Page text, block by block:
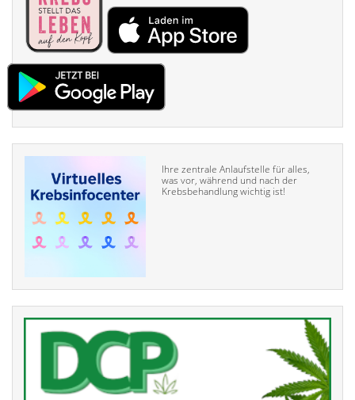
Ihre zentrale Anlaufstelle für alles,
was vor, während und nach der
Krebsbehandlung wichtig ist!